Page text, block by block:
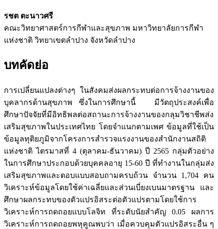
รชต ตะนาวศรี
คณะวิทยาศาสตร์การกีฬาและสุขภาพ มหาวิทยาลัยการกีฬา
แห่งชาติ วิทยาเขตลำปาง จังหวัดลำปาง
บทคัดย่อ
การเปลี่ยนแปลงต่างๆ ในสังคมส่งผลกระทบต่อการจ้างงานของ
บุคลากรด้านสุขภาพ ซึ่งในการศึกษานี้ มีวัตถุประสงค์เพื่อ
ศึกษาปัจจัยที่มีอิทธิพลต่อสถานะการจ้างงานของกลุมวิชาชีพส่ง
เสริมสุขภาพในประเทศไทย โดยจำแนกตามเพศ ข้อมูลที่ใช้เป็น
ข้อมูลทุติยภูมิจากโครงการสำรวจแรงงานของสำนักงานสถิติ
แห่งชาติ ไตรมาสที่ 4 (ตุลาคม-ธันวาคม) ปี 2565 กลุ่มตัวอย่าง
ในการศึกษาประกอบด้วยบุคคลอายุ 15-60 ปี ที่ทำงานในกลุ่มส่ง
เสริมสุขภาพและตอบแบบสอบถามครบถ้วน จำนวน 1,704 คน
วิเคราะห์ข้อมูลโดยใช้ค่าเฉลี่ยและส่วนเบี่ยงเบนมาตรฐาน และ
ศึกษาผลกระทบของตัวแปรอิสระต่อตัวแปรตามโดยใช้การ
วิเคราะห์การถดถอยแบบโลจิท ที่ระดับนัยสำคัญ 0.05 ผลการ
วิเคราะห์การถดถอยพหุคูณพบว่า เมื่อควบคุมตัวแปรอิสระอื่น ๆ